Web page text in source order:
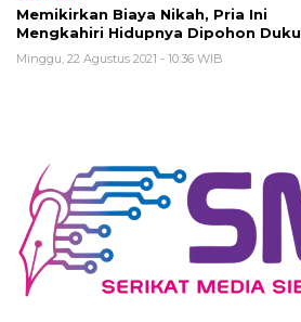
Memikirkan Biaya Nikah, Pria Ini
Mengkahiri Hidupnya Dipohon Duku
Minggu, 22 Agustus 2021 - 10:36 WIB